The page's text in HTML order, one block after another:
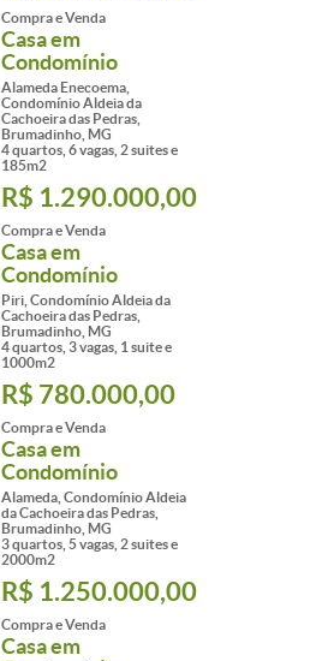
Compra e Venda
Casa em
Condomínio
Alameda Enecoema,
Condomínio Aldeia da
Cachoeira das Pedras,
Brumadinho, MG
4 quartos, 6 vagas, 2 suites e
185m2
R$ 1.290.000,00
Compra e Venda
Casa em
Condomínio
Piri, Condomínio Aldeia da
Cachoeira das Pedras,
Brumadinho, MG
4 quartos, 3 vagas, 1 suite e
1000m2
R$ 780.000,00
Compra e Venda
Casa em
Condomínio
Alameda, Condomínio Aldeia
da Cachoeira das Pedras,
Brumadinho, MG
3 quartos, 5 vagas, 2 suites e
2000m2
R$ 1.250.000,00
Compra e Venda
Casa em